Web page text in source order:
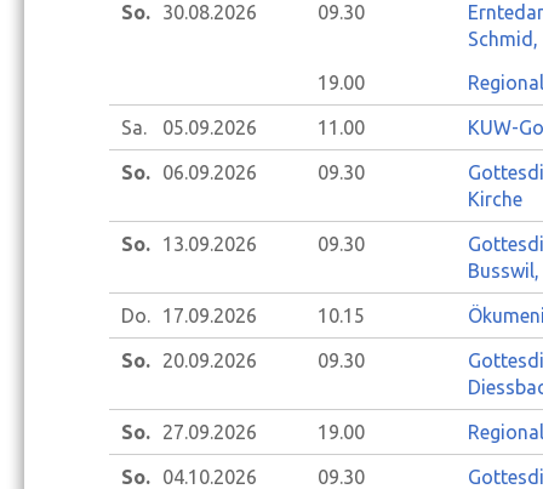
So. 30.08.2026 09.30
19.00
Sa. 05.09.2026 11.00 KUW-
So. 06.09.2026 09.30
Kirche
So. 13.09.2026 09.30
Do. 17.09.2026 10.15
So. 20.09.2026 09.30
So. 27.09.2026 19.00
So. 04.10.2026 09.30